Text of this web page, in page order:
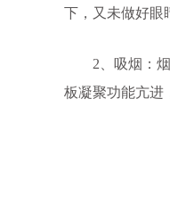
下，又未做好眼
2、吸烟：烟
板凝聚功能亢进